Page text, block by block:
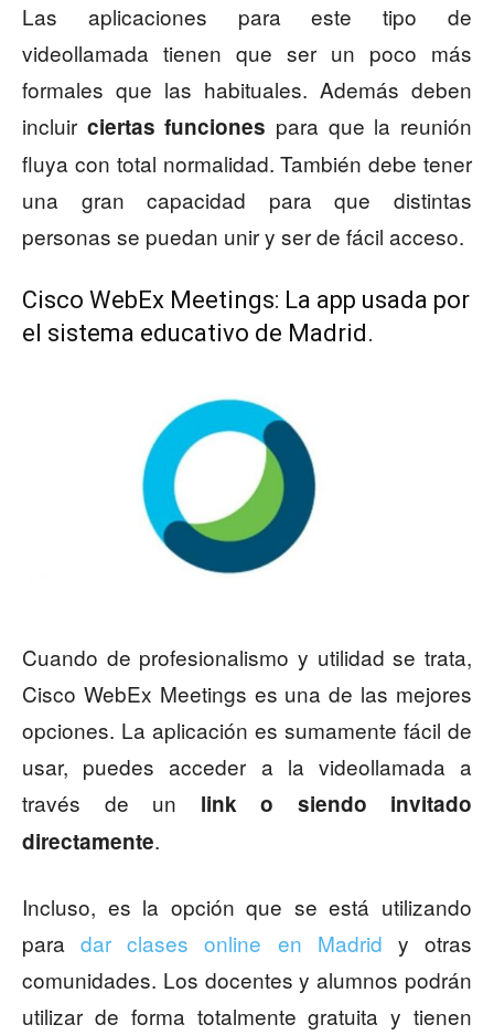
Las aplicaciones para este tipo de
videollamada tienen que ser un poco más
formales que las habituales. Además deben
incluir ciertas funciones para que la reunión
fluya con total normalidad. También debe tener
una gran capacidad para que distintas
personas se puedan unir y ser de fácil acceso.
Cisco WebEx Meetings: La app usada por
el sistema educativo de Madrid.
Cuando de profesionalismo y utilidad se trata,
Cisco WebEx Meetings es una de las mejores
opciones. La aplicación es sumamente fácil de
usar, puedes acceder a la videollamada a
través de un link o siendo invitado
directamente.
Incluso, es la opción que se está utilizando
paradar clases online en Madrid y otras
comunidades. Los docentes y alumnos podrán
utilizar de forma totalmente gratuita y tienen